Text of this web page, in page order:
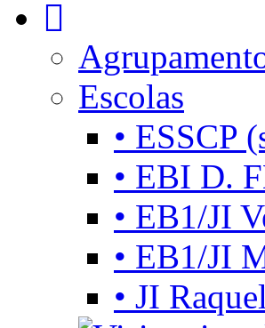
Escolas
• ESSCP
• EBI D.
• EB1/JI
• EB1/JI
• JI